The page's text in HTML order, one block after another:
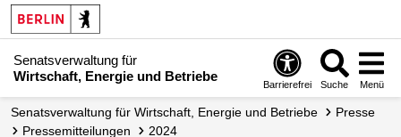
Senatsverwaltung für
Wirtschaft, Energie und Betriebe
Barrierefrei Suche Menü
Senats­verwaltung für Wirtschaft, Energie und Betriebe
Presse
Presse­mitteilungen
2024